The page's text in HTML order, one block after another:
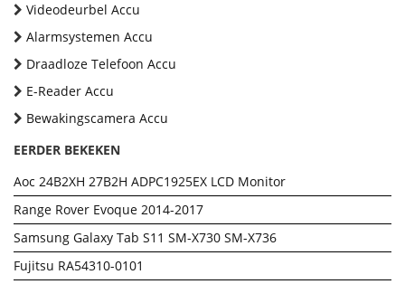
Videodeurbel Accu
Alarmsystemen Accu
Draadloze Telefoon Accu
E-Reader Accu
Bewakingscamera Accu
EERDER BEKEKEN
Aoc 24B2XH 27B2H ADPC1925EX LCD Monitor
Range Rover Evoque 2014-2017
Samsung Galaxy Tab S11 SM-X730 SM-X736
Fujitsu RA54310-0101